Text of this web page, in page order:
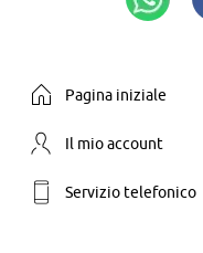
Pagina iniziale
Il mio account
Servizio telefonico